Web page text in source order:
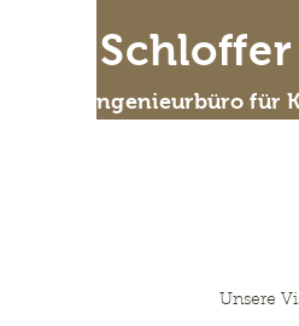
IB
Das Ingenieurbüro für
Unsere